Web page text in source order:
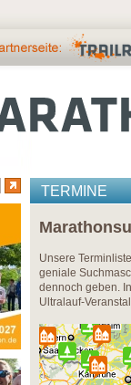
TERMINE
Unsere
geniale
dennoch geben.
Ultralauf-